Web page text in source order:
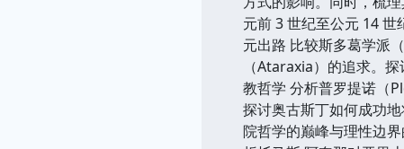
元前 3 世纪至公元 14
元出路 比较斯多葛学派
（Ataraxia）的追求。
教哲学 分析普罗提诺（
探讨奥古斯丁如何成功
院哲学的巅峰与理性边